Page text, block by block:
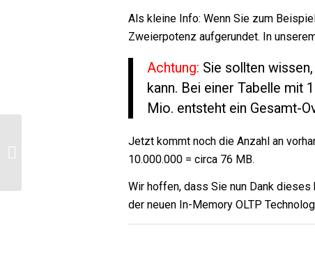
Als kleine Info: Wenn Sie zum
Zweierpotenz aufgerundet. In
Achtung: Sie sollten
kann. Bei einer Tabelle mit
Mio. entsteht ein Gesamt-
Jetzt kommt noch die Anzahl an
10.000.000 = circa 76 MB.
Wir hoffen, dass Sie nun Dank
der neuen In-Memory OLTP
Neue Blogserie: 10 Thesen zu